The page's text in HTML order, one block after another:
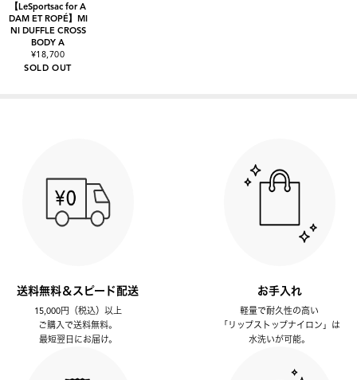
【LeSportsac for A
DAM ET ROPÉ】MI
NI DUFFLE CROSS
BODY A
¥18,700
SOLD OUT
送料無料＆スピード配送
15,000円（税込）以上
ご購入で送料無料。
最短翌日にお届け。
お手入れ
軽量で耐久性の高い
「リップストップナイロン」は
水洗いが可能。